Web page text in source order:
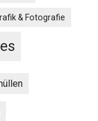
& Fotografie